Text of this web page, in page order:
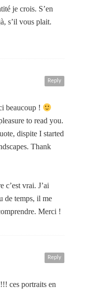
je crois. S’en
s’il vous plait.
Reply
beaucoup !
to read you.
dispite I started
Thank
c’est vrai. J’ai
de temps, il me
Merci !
Reply
ces portraits en